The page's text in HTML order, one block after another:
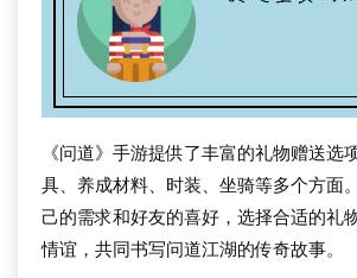
《问道》手游提供了丰富的礼物赠送选
具、养成材料、时装、坐骑等多个方面
己的需求和好友的喜好，选择合适的礼
情谊，共同书写问道江湖的传奇故事。